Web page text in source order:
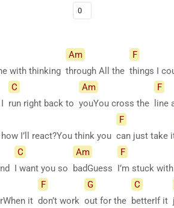
with thinking
Am
through All the
F
things I
C
run right back to
Am
youYou cross the
F
line
I’ll react?You think you
F
can just take
C
I want you so
Am
badGuess
F
I’m stuck with
it
F
don’t work
G
out for the
C
betterIf it